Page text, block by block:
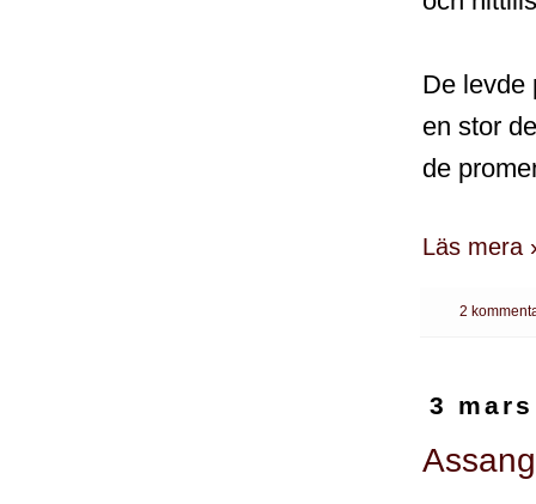
De levde
en stor
de
Läs mera
2
3